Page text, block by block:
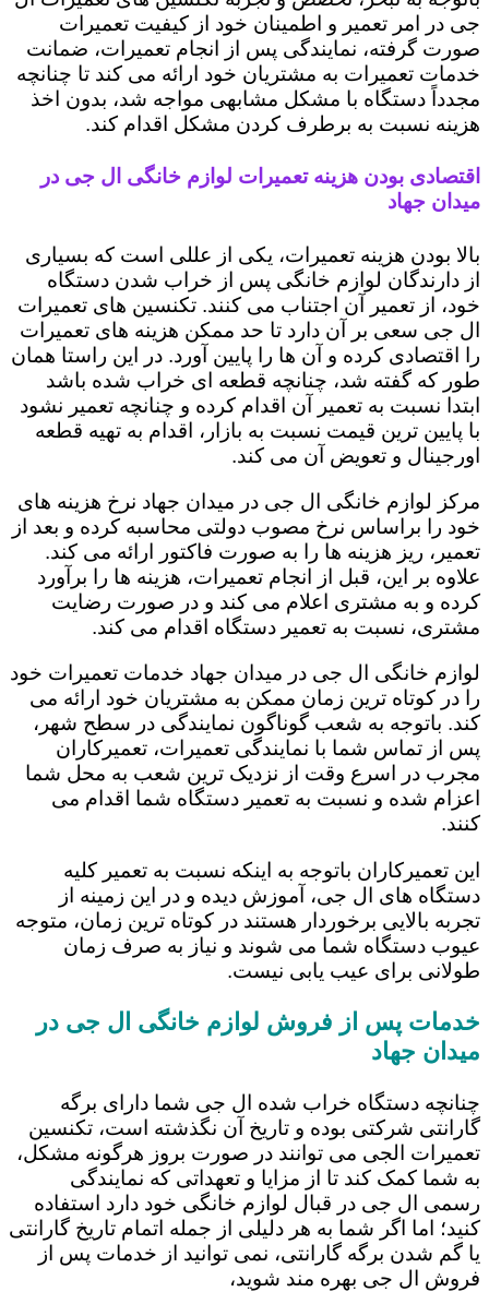
جی در امر تعمیر و اطمینان خود از کیفیت تعمیرات
صورت گرفته، نمایندگی پس از انجام تعمیرات، ضمانت
خدمات تعمیرات به مشتریان خود ارائه می کند تا چنانچه
مجدداً دستگاه با مشکل مشابهی مواجه شد، بدون اخذ
هزینه نسبت به برطرف کردن مشکل اقدام کند.
اقتصادی بودن هزینه تعمیرات لوازم خانگی ال جی در
میدان جهاد
بالا بودن هزینه تعمیرات، یکی از عللی است که بسیاری
از دارندگان لوازم خانگی پس از خراب شدن دستگاه
خود، از تعمیر آن اجتناب می کنند. تکنسین های تعمیرات
ال جی سعی بر آن دارد تا حد ممکن هزینه های تعمیرات
را اقتصادی کرده و آن ها را پایین آورد. در این راستا همان
طور که گفته شد، چنانچه قطعه ای خراب شده باشد
ابتدا نسبت به تعمیر آن اقدام کرده و چنانچه تعمیر نشود
با پایین ترین قیمت نسبت به بازار، اقدام به تهیه قطعه
اورجینال و تعویض آن می کند.
مرکز لوازم خانگی ال جی در میدان جهاد نرخ هزینه های
خود را براساس نرخ مصوب دولتی محاسبه کرده و بعد از
تعمیر، ریز هزینه ها را به صورت فاکتور ارائه می کند.
علاوه بر این، قبل از انجام تعمیرات، هزینه ها را برآورد
کرده و به مشتری اعلام می کند و در صورت رضایت
مشتری، نسبت به تعمیر دستگاه اقدام می کند.
لوازم خانگی ال جی در میدان جهاد خدمات تعمیرات خود
را در کوتاه ترین زمان ممکن به مشتریان خود ارائه می
کند. باتوجه به شعب گوناگون نمایندگی در سطح شهر،
پس از تماس شما با نمایندگی تعمیرات، تعمیرکاران
مجرب در اسرع وقت از نزدیک ترین شعب به محل شما
اعزام شده و نسبت به تعمیر دستگاه شما اقدام می
کنند.
این تعمیرکاران باتوجه به اینکه نسبت به تعمیر کلیه
دستگاه های ال جی، آموزش دیده و در این زمینه از
تجربه بالایی برخوردار هستند در کوتاه ترین زمان، متوجه
عیوب دستگاه شما می شوند و نیاز به صرف زمان
طولانی برای عیب یابی نیست.
خدمات پس از فروش لوازم خانگی ال جی در
میدان جهاد
چنانچه دستگاه خراب شده ال جی شما دارای برگه
گارانتی شرکتی بوده و تاریخ آن نگذشته است، تکنسین
تعمیرات الجی می توانند در صورت بروز هرگونه مشکل،
به شما کمک کند تا از مزایا و تعهداتی که نمایندگی
رسمی ال جی در قبال لوازم خانگی خود دارد استفاده
کنید؛ اما اگر شما به هر دلیلی از جمله اتمام تاریخ گارانتی
یا گم شدن برگه گارانتی، نمی توانید از خدمات پس از
فروش ال جی بهره مند شوید،